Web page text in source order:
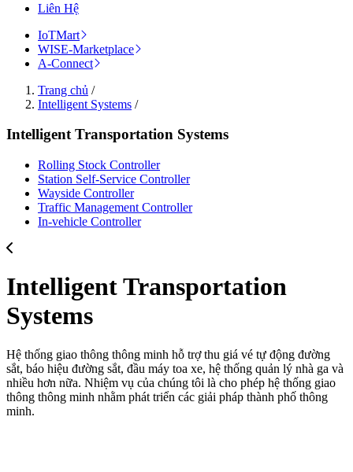
Liên Hệ
IoTMart
WISE-Marketplace
A-Connect
Trang chủ /
Intelligent Systems /
Intelligent Transportation Systems
Rolling Stock Controller
Station Self-Service Controller
Wayside Controller
Traffic Management Controller
In-vehicle Controller
Intelligent Transportation
Systems
Hệ thống giao thông thông minh hỗ trợ thu giá vé tự động đường
sắt, báo hiệu đường sắt, đầu máy toa xe, hệ thống quản lý nhà ga và
nhiều hơn nữa. Nhiệm vụ của chúng tôi là cho phép hệ thống giao
thông thông minh nhằm phát triển các giải pháp thành phố thông
minh.